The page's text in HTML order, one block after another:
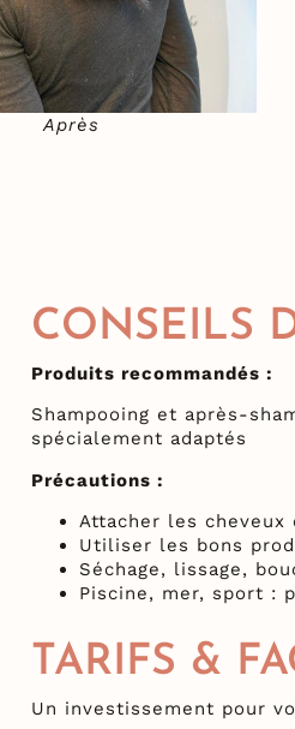
Après
CONSEILS
Produits recommandés :
Shampooing et après-
spécialement adaptés
Précautions :
Attacher les cheveux
Utiliser les bons
Séchage, lissage,
Piscine, mer, sport :
TARIFS &
Un investissement pour